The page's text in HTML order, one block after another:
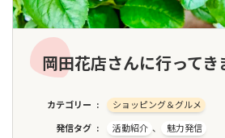
岡田花店さんに行ってき
カテゴリー
ショッピング＆グルメ
発信タグ
活動紹介 、
魅力発信